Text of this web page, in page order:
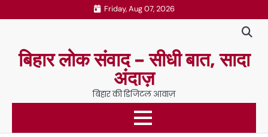
to
Friday, Aug 07, 2026
बिहार लोक संवाद – सीधी बात, सादा
अंदाज़
बिहार की डिजिटल आवाज़